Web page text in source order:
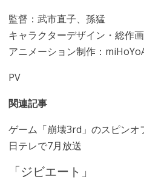
監督：武市直子、孫猛
キャラクターデザイン・総作
アニメーション制作：
PV
関連記事
ゲーム「崩壊3rd」のスピンオ
日テレで7月放送
「ジビエート」